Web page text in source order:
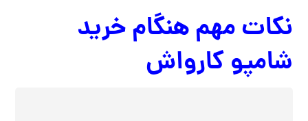
نکات مهم هنگام خرید
شامپو کارواش